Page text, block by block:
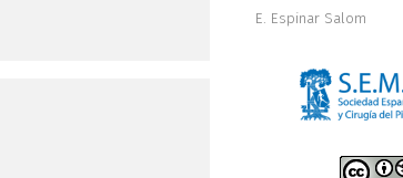
E. Espinar Salom